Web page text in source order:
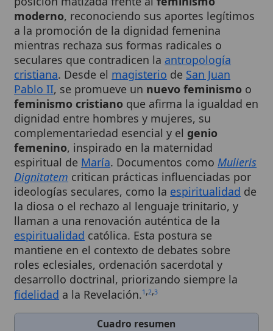
a la promoción de la dignidad femenina
mientras rechaza sus formas radicales o
seculares que contradicen laantropología
cristiana. Desde elmagisteriodeSan Juan
Pablo II, se promueve unnuevo feminismoo
feminismo cristiano que afirma la igualdad en
dignidad entre hombres y mujeres, su
complementariedad esencial y elgenio
femenino, inspirado en la maternidad
espiritual deMaría. Documentos como Mulieris
Dignitatemcritican prácticas influenciadas por
ideologías seculares, como laespiritualidad
la diosa o el rechazo al lenguaje trinitario, y
llaman a una renovación auténtica de la
espiritualidadcatólica. Esta postura se
mantiene en el contexto de debates sobre
roles eclesiales, ordenación sacerdotal y
desarrollo doctrinal, priorizando siempre la
fidelidada la Revelación.1 ,2,3
Cuadro resumen
[Datos abiertos]
Nombre LaIglesiafrente al feminismo
Término